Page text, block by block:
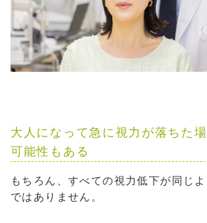
大人になって急に視力が落ちた
可能性もある
もちろん、すべての視力低下が同じ
ではありません。